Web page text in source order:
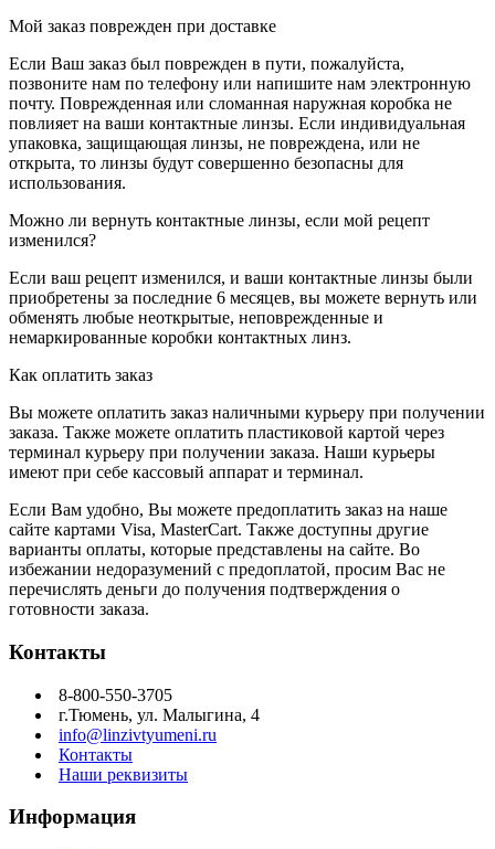
Мой заказ поврежден при доставке
Если Ваш заказ был поврежден в пути, пожалуйста,
позвоните нам по телефону или напишите нам электронную
почту. Поврежденная или сломанная наружная коробка не
повлияет на ваши контактные линзы. Если индивидуальная
упаковка, защищающая линзы, не повреждена, или не
открыта, то линзы будут совершенно безопасны для
использования.
Можно ли вернуть контактные линзы, если мой рецепт
изменился?
Если ваш рецепт изменился, и ваши контактные линзы были
приобретены за последние 6 месяцев, вы можете вернуть или
обменять любые неоткрытые, неповрежденные и
немаркированные коробки контактных линз.
Как оплатить заказ
Вы можете оплатить заказ наличными курьеру при получении
заказа. Также можете оплатить пластиковой картой через
терминал курьеру при получении заказа. Наши курьеры
имеют при себе кассовый аппарат и терминал.
Если Вам удобно, Вы можете предоплатить заказ на наше
сайте картами Visa, MasterCart. Также доступны другие
варианты оплаты, которые представлены на сайте. Во
избежании недоразумений с предоплатой, просим Вас не
перечислять деньги до получения подтверждения о
готовности заказа.
Контакты
8-800-550-3705
г.Тюмень, ул. Малыгина, 4
info@linzivtyumeni.ru
Контакты
Наши реквизиты
Информация